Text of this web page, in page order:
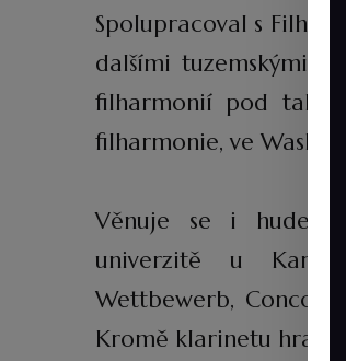
Spolupracoval s
dalšími tuzemskými
filharmonií pod
filharmonie, ve
Věnuje se i
univerzitě u Karla
Wettbewerb,
Kromě klarinetu hraje